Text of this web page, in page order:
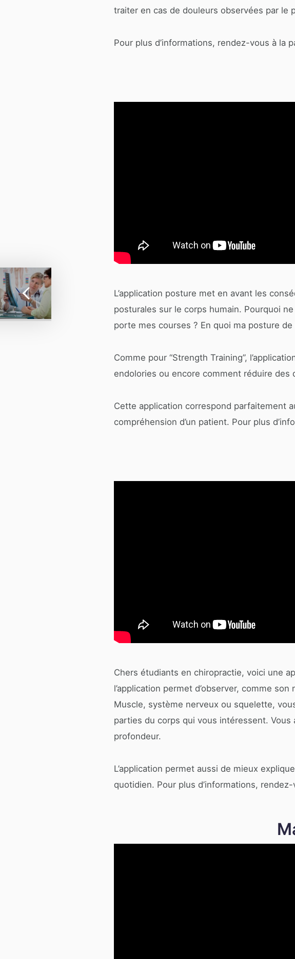
traiter en cas de douleurs observées par le
Pour plus d’informations, rendez-vous à la
L’application posture met en avant les
posturales sur le corps humain. Pourquoi
porte mes courses ? En quoi ma posture
Comme pour “Strength Training”,
endolories ou encore comment réduire des
Cette application correspond parfaitement
compréhension d’un patient. Pour plus
Chers étudiants en chiropractie, voici une
l’application permet d’observer, comme
Muscle, système nerveux ou squelette,
parties du corps qui vous intéressent.
profondeur.
L’application permet aussi de mieux
quotidien. Pour plus d’informations, rendez-